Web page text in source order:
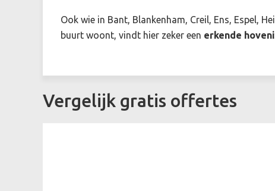
Ook wie in Bant, Blankenham, Creil, Ens, Espel,
buurt woont, vindt hier zeker een erkende
Vergelijk gratis offertes